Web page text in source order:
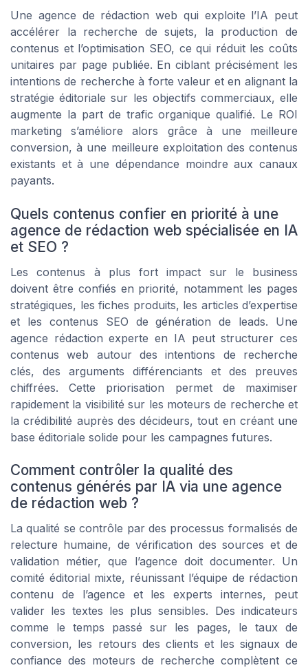
Une agence de rédaction web qui exploite l’IA peut
accélérer la recherche de sujets, la production de
contenus et l’optimisation SEO, ce qui réduit les coûts
unitaires par page publiée. En ciblant précisément les
intentions de recherche à forte valeur et en alignant la
stratégie éditoriale sur les objectifs commerciaux, elle
augmente la part de trafic organique qualifié. Le ROI
marketing s’améliore alors grâce à une meilleure
conversion, à une meilleure exploitation des contenus
existants et à une dépendance moindre aux canaux
payants.
Quels contenus confier en priorité à une
agence de rédaction web spécialisée en IA
et SEO ?
Les contenus à plus fort impact sur le business
doivent être confiés en priorité, notamment les pages
stratégiques, les fiches produits, les articles d’expertise
et les contenus SEO de génération de leads. Une
agence rédaction experte en IA peut structurer ces
contenus web autour des intentions de recherche
clés, des arguments différenciants et des preuves
chiffrées. Cette priorisation permet de maximiser
rapidement la visibilité sur les moteurs de recherche et
la crédibilité auprès des décideurs, tout en créant une
base éditoriale solide pour les campagnes futures.
Comment contrôler la qualité des
contenus générés par IA via une agence
de rédaction web ?
La qualité se contrôle par des processus formalisés de
relecture humaine, de vérification des sources et de
validation métier, que l’agence doit documenter. Un
comité éditorial mixte, réunissant l’équipe de rédaction
contenu de l’agence et les experts internes, peut
valider les textes les plus sensibles. Des indicateurs
comme le temps passé sur les pages, le taux de
conversion, les retours des clients et les signaux de
confiance des moteurs de recherche complètent ce